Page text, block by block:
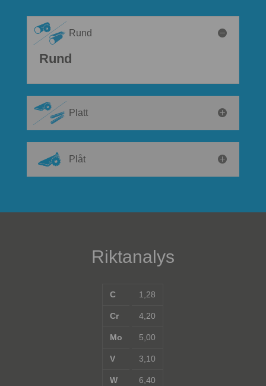
Rund
Rund
Platt
Plåt
Riktanalys
C
Cr
Mo
V
W
1,28
4,20
5,00
3,10
6,40